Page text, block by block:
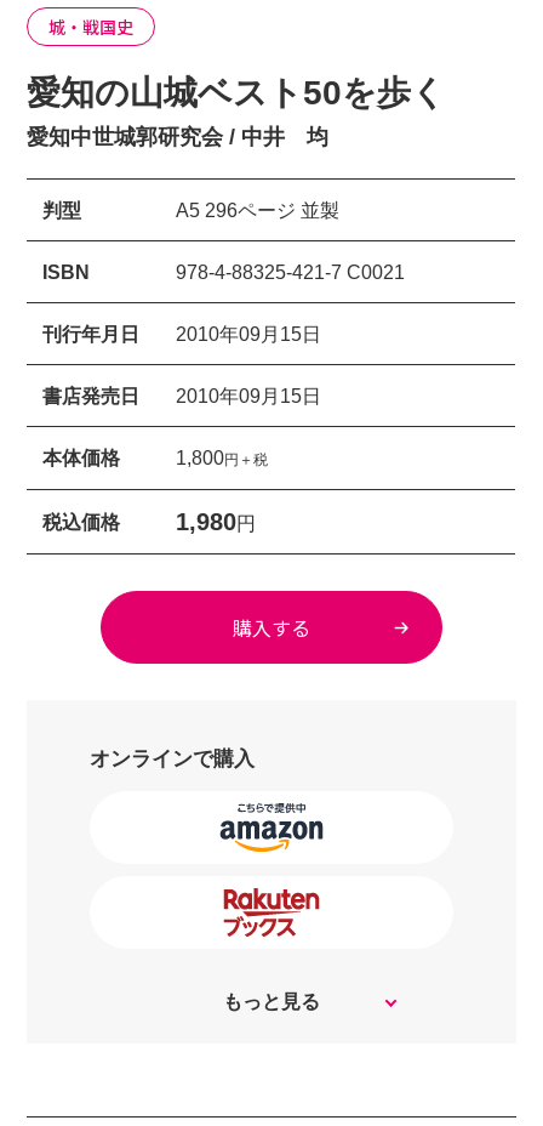
オンラインで購入
もっと見る
城・戦国史
愛知の山城ベスト50を歩く
愛知中世城郭研究会 / 中井 均
判型 A5 296ページ 並製
ISBN 978-4-88325-421-7 C0021
刊行年月日 2010年09月15日
書店発売日 2010年09月15日
本体価格 1,800円＋税
税込価格 1,980円
購入する